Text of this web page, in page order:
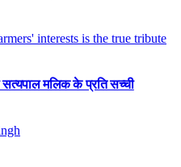
सत्यपाल मलिक के प्रति सच्ची